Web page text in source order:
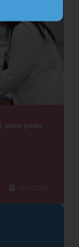
anos pode
25.07.2026